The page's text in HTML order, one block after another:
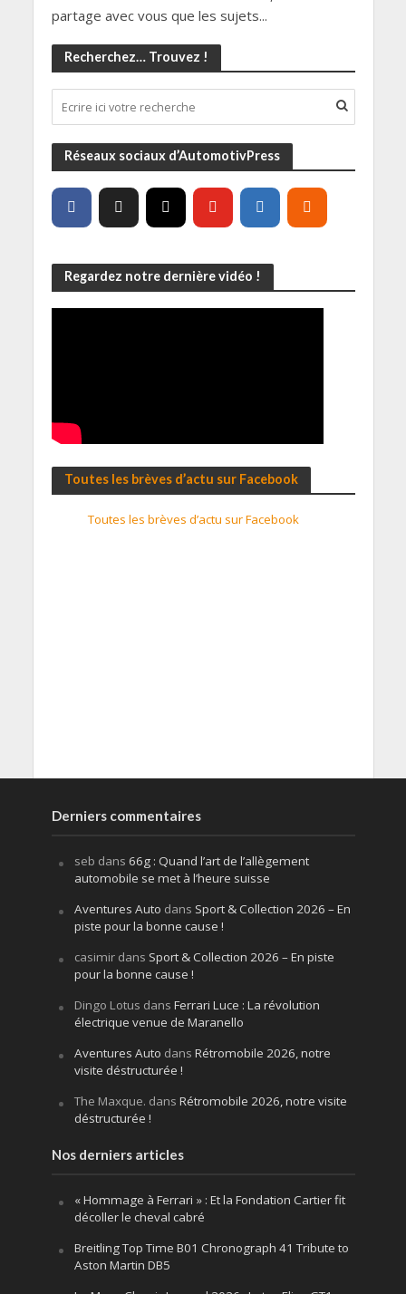
partage avec vous que les sujets...
Recherchez… Trouvez !
Réseaux sociaux d’AutomotivPress
Regardez notre dernière vidéo !
Toutes les brèves d’actu sur Facebook
Toutes les brèves d’actu sur Facebook
Derniers commentaires
seb dans 66g : Quand l’art de l’allègement
automobile se met à l’heure suisse
Aventures Auto dans Sport & Collection 2026 – En
piste pour la bonne cause !
casimirdans Sport & Collection 2026 – En piste
pour la bonne cause !
Dingo Lotus dans Ferrari Luce : La révolution
électrique venue de Maranello
Aventures Auto dans Rétromobile 2026, notre
visite déstructurée !
The Maxque. dans Rétromobile 2026, notre visite
déstructurée !
Nos derniers articles
« Hommage à Ferrari » : Et la Fondation Cartier fit
décoller le cheval cabré
Breitling Top Time B01 Chronograph 41 Tribute to
Aston Martin DB5